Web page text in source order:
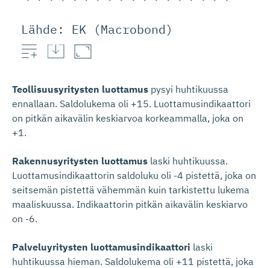
Lähde: EK (Macrobond)
Teollisuusyritysten luottamus pysyi huhtikuussa
ennallaan. Saldolukema oli +15. Luottamusindikaattori
on pitkän aikavälin keskiarvoa korkeammalla, joka on
+1.
Rakennusyritysten luottamus laski huhtikuussa.
Luottamusindikaattorin saldoluku oli -4 pistettä, joka on
seitsemän pistettä vähemmän kuin tarkistettu lukema
maaliskuussa. Indikaattorin pitkän aikavälin keskiarvo
on -6.
Palveluyritysten luottamusindikaattori laski
huhtikuussa hieman. Saldolukema oli +11 pistettä, joka